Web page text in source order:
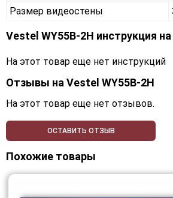
Размер видеостены
Vestel WY55B-2H инструкция
На этот товар еще нет инструкций
Отзывы наVestel WY55B-2H
На этот товар еще нет отзывов.
ОСТАВИТЬ ОТЗЫВ
Похожие товары